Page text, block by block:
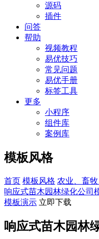
源码
插件
问答
帮助
视频教程
易优技巧
常见问题
易优手册
标签工具
更多
小程序
组件库
案例库
模板风格
首页 模板风格 农业、畜
响应式苗木园林绿化公司
模板演示 立即下载
响应式苗木园林